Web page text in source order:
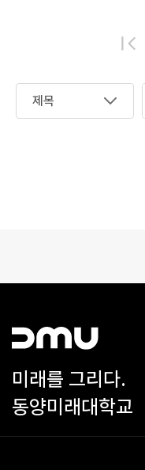
미래를 그리다.
동양미래대학교